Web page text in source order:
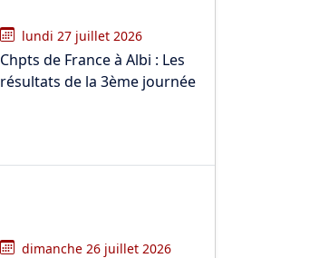
lundi 27 juillet 2026
Chpts de France à Albi : Les
résultats de la 3ème journée
dimanche 26 juillet 2026